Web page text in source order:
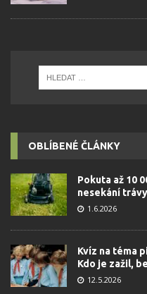
OBLÍBENÉ ČLÁNKY
Pokuta až 10
nesekání
1.6.2026
Kvíz na téma
Kdo je zažil,
12.5.2026